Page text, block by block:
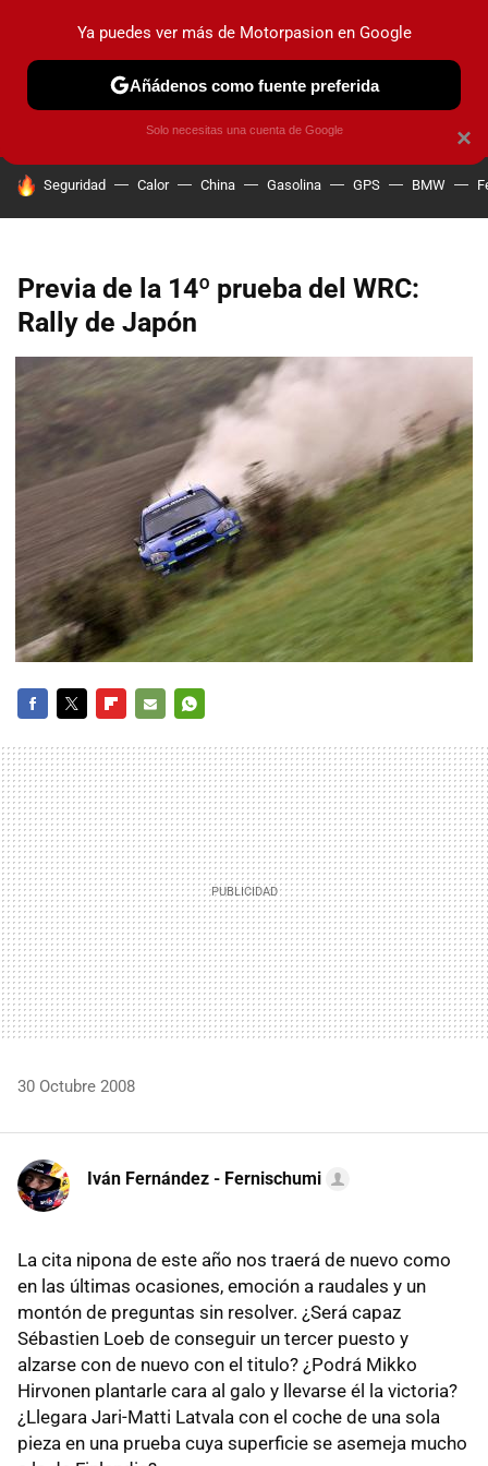
PRUEBAS COCHES ELÉCTRICOS OBSERVATORIO
HOY SE HABLA DE
Seguridad Calor China Gasolina GPS BMW
Previa de la 14º prueba del WRC:
Rally de Japón
MAIL
30 Octubre 2008
Iván Fernández - Fernischumi
La cita nipona de este año nos traerá de nuevo como
en las últimas ocasiones, emoción a raudales y un
montón de preguntas sin resolver. ¿Será capaz
Sébastien Loeb de conseguir un tercer puesto y
alzarse con de nuevo con el titulo? ¿Podrá Mikko
Hirvonen plantarle cara al galo y llevarse él la victoria?
¿Llegara Jari-Matti Latvala con el coche de una sola
pieza en una prueba cuya superficie se asemeja mucho
×
Ya puedes ver más de Motorpasion en Google
Añádenos como fuente preferida
Solo necesitas una cuenta de Google